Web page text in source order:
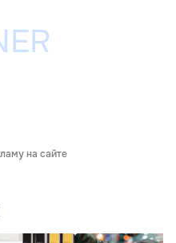
на сайте